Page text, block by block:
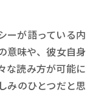
ーが語っている内
意味や、彼女自身
な読み方が可能に
みのひとつだと思